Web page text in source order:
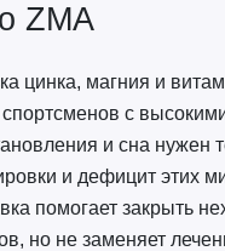
ZMA
цинка, магния и
с
и сна нужен
и дефицит этих
помогает закрыть
но не заменяет